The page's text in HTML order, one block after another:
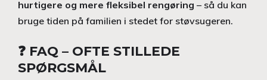
hurtigere og mere fleksibel rengøring – så du kan
bruge tiden på familien i stedet for støvsugeren.
❓ FAQ – OFTE STILLEDE
SPØRGSMÅL